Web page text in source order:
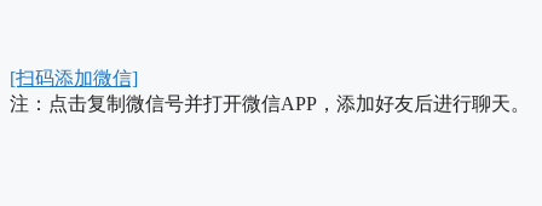
[扫码添加微信]
注：点击复制微信号并打开微信APP，添加好友后进行聊天。